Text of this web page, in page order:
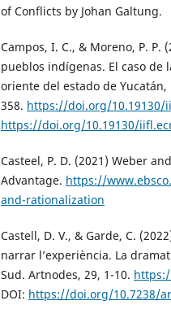
of Conflicts by Johan Galtung.
Campos, I. C., & Moreno, P.
pueblos indígenas. El caso de
oriente del estado de
358. https://doi.org/10.19130/
https://doi.org/10.19130/
Casteel, P. D. (2021) Weber
Advantage. https://
and-rationalization
Castell, D. V., & Garde, C.
narrar l’experiència. La
Sud. Artnodes, 29, 1-10.
DOI: https://doi.org/10.7238/